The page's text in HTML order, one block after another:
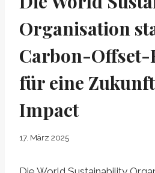
Organisation
Carbon-Offset-
für eine
Impact
17. März 2025